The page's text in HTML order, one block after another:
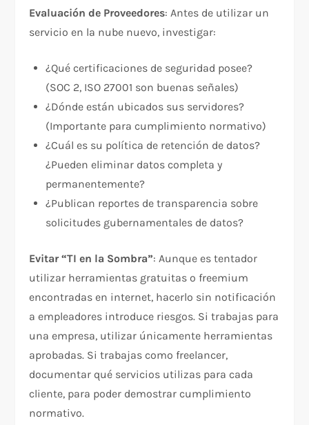
Evaluación de Proveedores: Antes de utilizar un
servicio en la nube nuevo, investigar:
¿Qué certificaciones de seguridad posee?
(SOC 2, ISO 27001 son buenas señales)
¿Dónde están ubicados sus servidores?
(Importante para cumplimiento normativo)
¿Cuál es su política de retención de datos?
¿Pueden eliminar datos completa y
permanentemente?
¿Publican reportes de transparencia sobre
solicitudes gubernamentales de datos?
Evitar “TI en la Sombra”: Aunque es tentador
utilizar herramientas gratuitas o freemium
encontradas en internet, hacerlo sin notificación
a empleadores introduce riesgos. Si trabajas para
una empresa, utilizar únicamente herramientas
aprobadas. Si trabajas como freelancer,
documentar qué servicios utilizas para cada
cliente, para poder demostrar cumplimiento
normativo.